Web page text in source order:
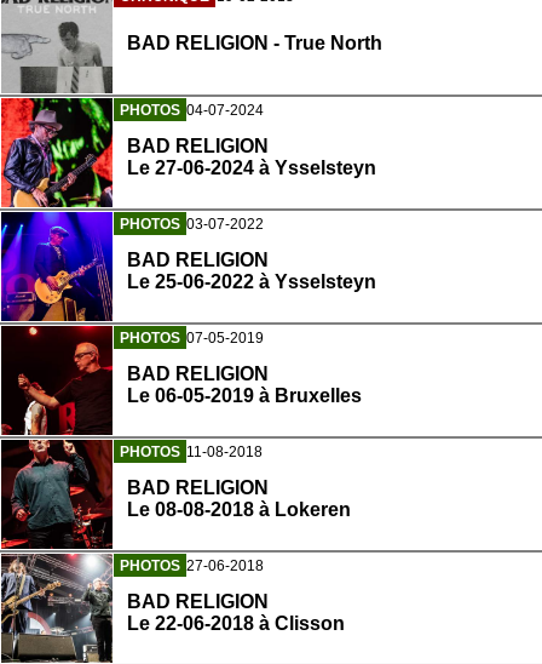
BAD RELIGION - True North
PHOTOS 04-07-2024
BAD RELIGION
Le 27-06-2024 à Ysselsteyn
PHOTOS 03-07-2022
BAD RELIGION
Le 25-06-2022 à Ysselsteyn
PHOTOS 07-05-2019
BAD RELIGION
Le 06-05-2019 à Bruxelles
PHOTOS 11-08-2018
BAD RELIGION
Le 08-08-2018 à Lokeren
PHOTOS 27-06-2018
BAD RELIGION
Le 22-06-2018 à Clisson